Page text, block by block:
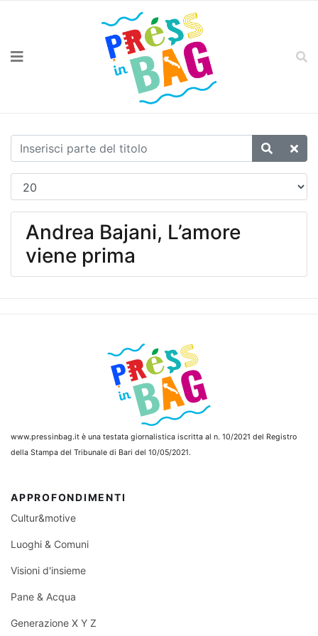
Andrea Bajani, L’amore
viene prima
www.pressinbag.it è una testata giornalistica iscritta al n. 10/2021 del Registro
della Stampa del Tribunale di Bari del 10/05/2021.
APPROFONDIMENTI
Cultur&motive
Luoghi & Comuni
Visioni d'insieme
Pane & Acqua
Generazione X Y Z